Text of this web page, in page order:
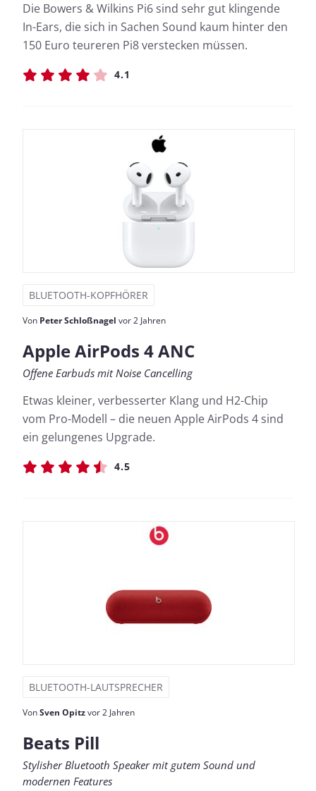
Die Bowers & Wilkins Pi6 sind sehr gut klingende
In-Ears, die sich in Sachen Sound kaum hinter den
150 Euro teureren Pi8 verstecken müssen.
4.1
BLUETOOTH-KOPFHÖRER
Von Peter Schloßnagel vor 2 Jahren
Apple AirPods 4 ANC
Offene Earbuds mit Noise Cancelling
Etwas kleiner, verbesserter Klang und H2-Chip
vom Pro-Modell – die neuen Apple AirPods 4 sind
ein gelungenes Upgrade.
4.5
BLUETOOTH-LAUTSPRECHER
VonSven Opitzvor 2 Jahren
Beats Pill
Stylisher Bluetooth Speaker mit gutem Sound und
modernen Features